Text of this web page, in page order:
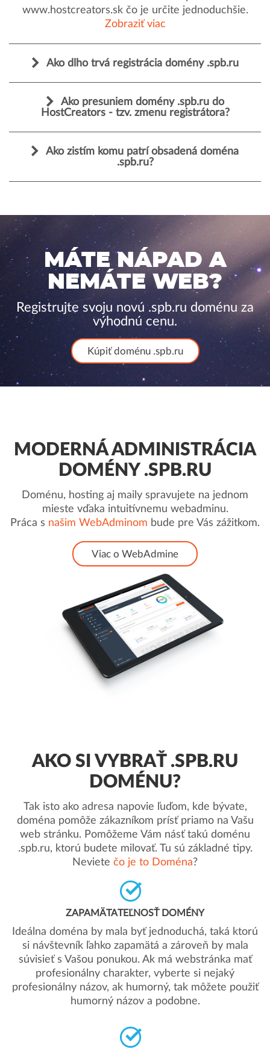
www.hostcreators.sk čo je určite jednoduchšie.
Zobraziť viac
Ako dlho trvá registrácia domény .spb.ru
Ako presuniem domény .spb.ru do
HostCreators - tzv. zmenu registrátora?
Ako zistím komu patrí obsadená doména
.spb.ru?
MÁTE NÁPAD A
NEMÁTE WEB?
Registrujte svoju novú .spb.ru doménu za
výhodnú cenu.
Kúpiť doménu .spb.ru
MODERNÁ ADMINISTRÁCIA
DOMÉNY .SPB.RU
Doménu, hosting aj maily spravujete na jednom
mieste vďaka intuitívnemu webadminu.
Práca s našim WebAdminom bude pre Vás zážitkom.
Viac o WebAdmine
AKO SI VYBRAŤ .SPB.RU
DOMÉNU?
Tak isto ako adresa napovie ľuďom, kde bývate,
doména pomôže zákazníkom prísť priamo na Vašu
web stránku. Pomôžeme Vám násť takú doménu
.spb.ru, ktorú budete milovať. Tu sú základné tipy.
Neviete čo je to Doména?
ZAPAMÄTATEĽNOSŤ DOMÉNY
Ideálna doména by mala byť jednoduchá, taká ktorú
si návštevník ľahko zapamätá a zároveň by mala
súvisieť s Vašou ponukou. Ak má webstránka mať
profesionálny charakter, vyberte si nejaký
profesionálny názov, ak humorný, tak môžete použiť
humorný názov a podobne.